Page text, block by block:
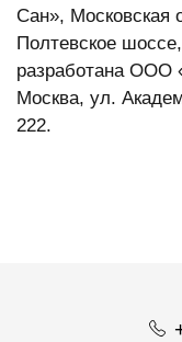
Сан», Московская
Полтевское
разработана ООО
Москва, ул.
222.